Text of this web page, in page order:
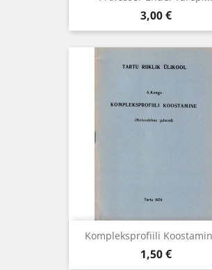
Hind
3,00 €
Kompleksprofiili
Hind
1,50 €